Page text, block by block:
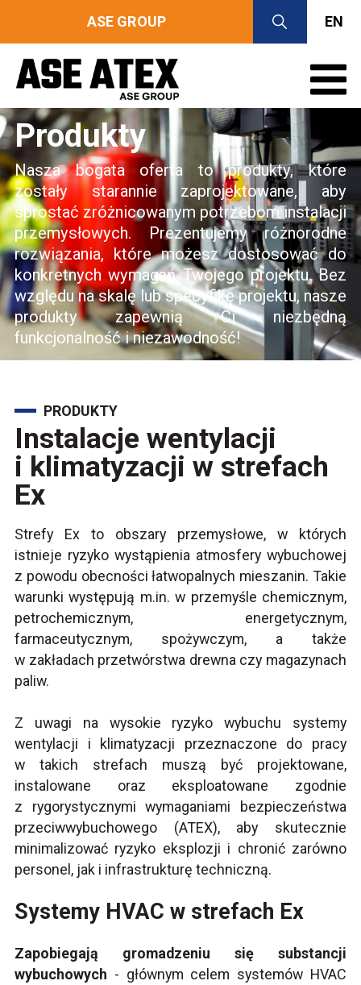
ASE GROUP EN
Produkty
Nasza bogata oferta to produkty, które
zostały starannie zaprojektowane, aby
sprostać zróżnicowanym potrzebom instalacji
przemysłowych. Prezentujemy różnorodne
rozwiązania, które możesz dostosować do
konkretnych wymagań Twojego projektu. Bez
względu na skalę lub specyfikę projektu, nasze
produkty zapewnią Ci niezbędną
funkcjonalność i niezawodność!
PRODUKTY
Instalacje wentylacji
i klimatyzacji w strefach
Ex
Strefy Ex to obszary przemysłowe, w których
istnieje ryzyko wystąpienia atmosfery wybuchowej
z powodu obecności łatwopalnych mieszanin. Takie
warunki występują m.in. w przemyśle chemicznym,
petrochemicznym, energetycznym,
farmaceutycznym, spożywczym, a także
w zakładach przetwórstwa drewna czy magazynach
paliw.
Z uwagi na wysokie ryzyko wybuchu systemy
wentylacji i klimatyzacji przeznaczone do pracy
w takich strefach muszą być projektowane,
instalowane oraz eksploatowane zgodnie
z rygorystycznymi wymaganiami bezpieczeństwa
przeciwwybuchowego (ATEX), aby skutecznie
minimalizować ryzyko eksplozji i chronić zarówno
personel, jak i infrastrukturę techniczną.
Systemy HVAC w strefach Ex
Zapobiegają gromadzeniu się substancji
wybuchowych - głównym celem systemów HVAC